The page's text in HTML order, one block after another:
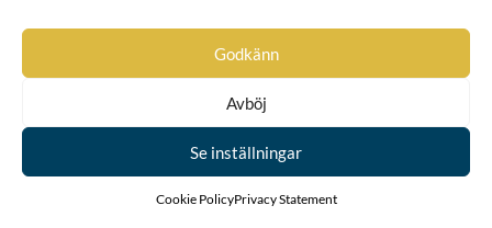
Godkänn
Avböj
Se inställningar
Cookie PolicyPrivacy Statement
21
Krabbe af Krageholm
26
Tott
28
Bille af Dybeck
Gyllenstierna af Svaneholm